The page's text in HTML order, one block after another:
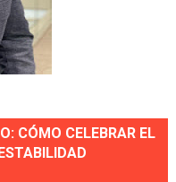
CÓMO CELEBRAR EL